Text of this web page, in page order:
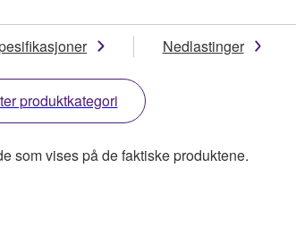
Nedlastinger
produktkategori
som vises på de faktiske produktene.